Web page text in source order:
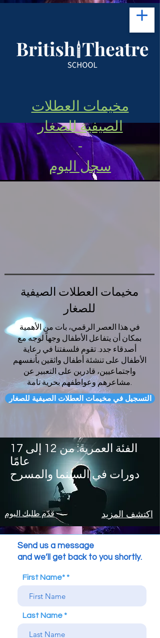
مخيمات العطلات
الصيفية للصغار
-
سجل اليوم
مخيمات العطلات الصيفية
للصغار
في هذا العصر الرقمي، بات من الأهمية
بمكان أن يتفاعل الأطفال وجهاً لوجه مع
أصدقاء جدد. تقوم فلسفتنا في رعاية
الأطفال على تنشئة أطفال واثقين بأنفسهم
واجتماعيين، قادرين على التعبير عن
التسجيل في مخيمات العطلات الصيفية للصغار
الفئة العمرية: من 12 إلى 17
عامًا
دورات في السينما والمسرح
قدّم طلبك اليوم اكتشف المزيد
Send us a message
and we’ll get back to you shortly.
First Name*
Last Name